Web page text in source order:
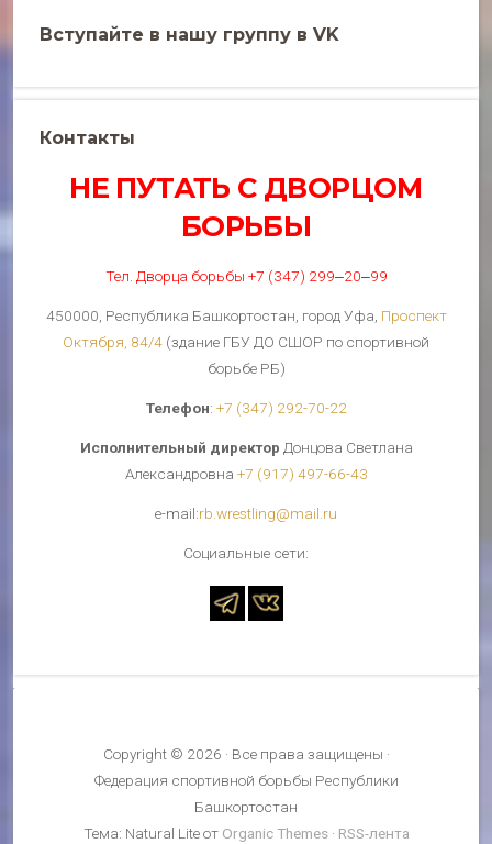
Вступайте в нашу группу в VK
Контакты
НЕ ПУТАТЬ С ДВОРЦОМ
БОРЬБЫ
Тел. Дворца борьбы +7 (347) 299‒20‒99
450000, Республика Башкортостан, город Уфа, Проспект
Октября, 84/4 (здание ГБУ ДО СШОР по спортивной
борьбе РБ)
Телефон: +7 (347) 292-70-22
Исполнительный директор Донцова Светлана
Александровна +7 (917) 497-66-43
е-mail:rb.wrestling@mail.ru
Cоциальные сети:
Copyright © 2026 · Все права защищены ·
Федерация спортивной борьбы Республики
Башкортостан
Тема: Natural Lite от Organic Themes· RSS-лента